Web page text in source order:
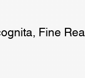
Fine